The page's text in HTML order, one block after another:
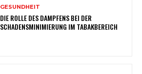
GESUNDHEIT
DIE ROLLE DES DAMPFENS BEI DER
SCHADENSMINIMIERUNG IM TABAKBEREICH